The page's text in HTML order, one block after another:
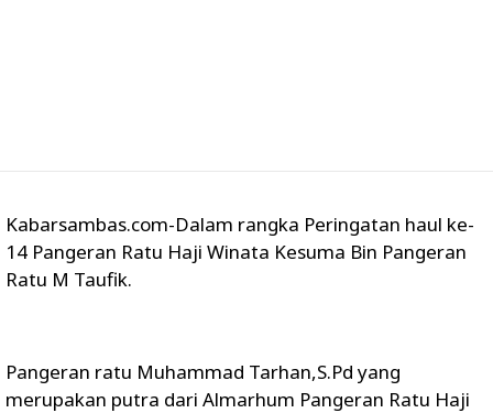
Kabarsambas.com-Dalam rangka Peringatan haul ke-
14 Pangeran Ratu Haji Winata Kesuma Bin Pangeran
Ratu M Taufik.
Pangeran ratu Muhammad Tarhan,S.Pd yang
merupakan putra dari Almarhum Pangeran Ratu Haji